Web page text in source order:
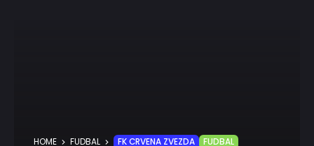
HOME FUDBAL FK CRVENA ZVEZDA FUDBAL